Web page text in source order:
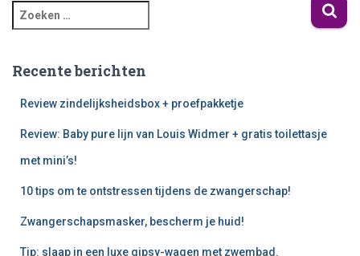
Recente berichten
Review zindelijksheidsbox + proefpakketje
Review: Baby pure lijn van Louis Widmer + gratis toilettasje
met mini’s!
10 tips om te ontstressen tijdens de zwangerschap!
Zwangerschapsmasker, bescherm je huid!
Tip: slaap in een luxe gipsy-wagen met zwembad.